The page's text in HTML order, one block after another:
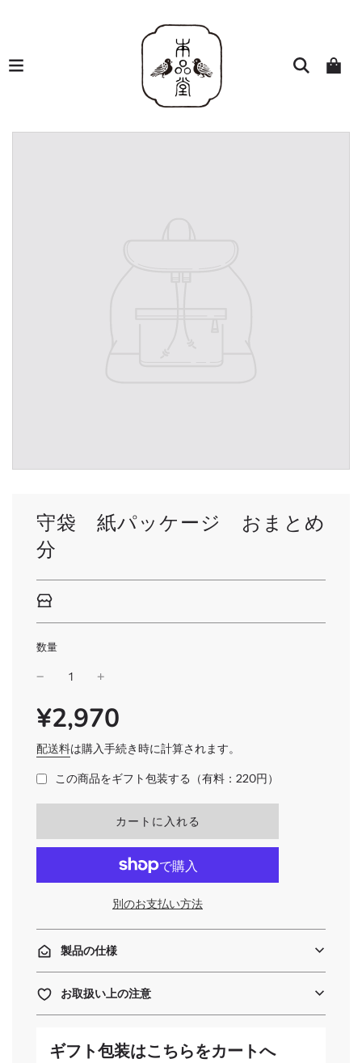
守袋 紙パッケージ おまとめ
分
数量
SALE
PRICE
通
常
価
格
¥2,970
配送料は購入手続き時に計算されます。
この商品をギフト包装する（有料：220円）
読
込
み
中
.
.
.
カートに入れる
別のお支払い方法
製品の仕様
お取扱い上の注意
ギフト包装はこちらをカートへ